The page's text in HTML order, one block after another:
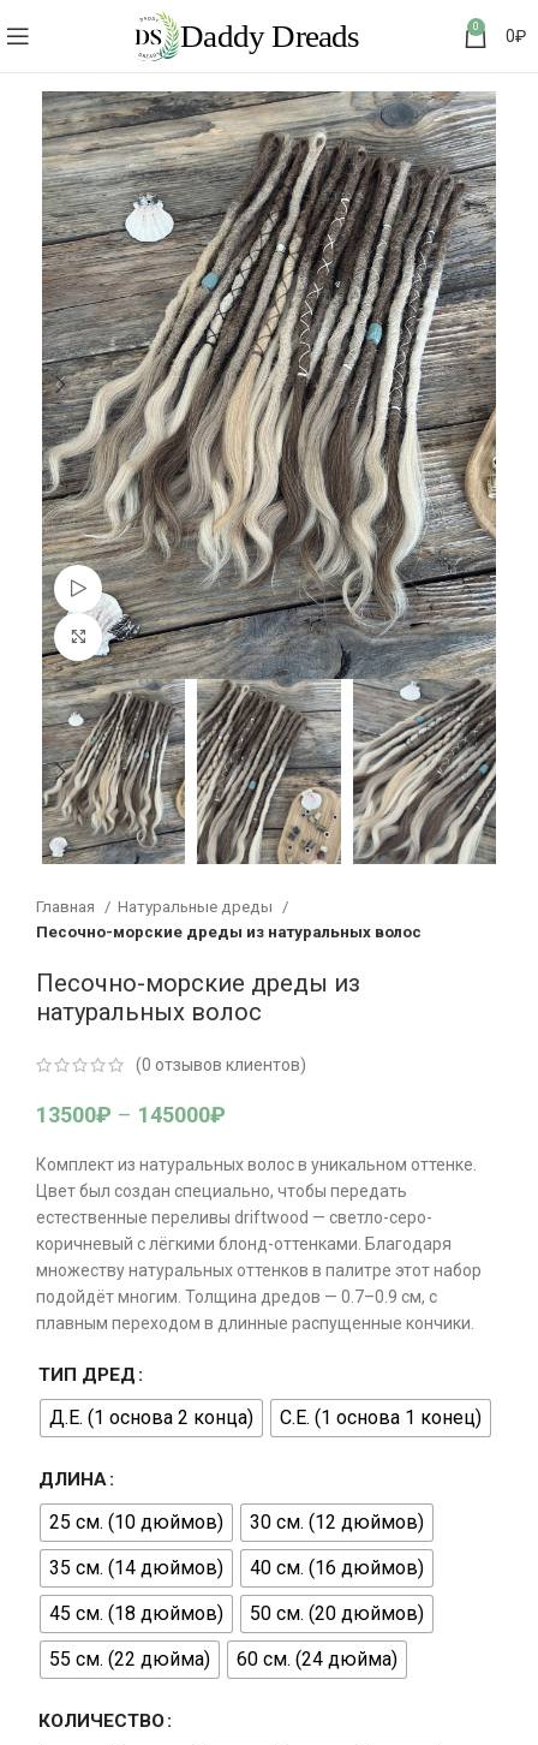
0 0₽
Смотреть видео
Увеличить
Главная
Натуральные дреды
Песочно-морские дреды из натуральных волос
Песочно-морские дреды из
натуральных волос
(0 отзывов клиентов)
13500₽ – 145000₽
Комплект из натуральных волос в уникальном оттенке.
Цвет был создан специально, чтобы передать
естественные переливы driftwood — светло-серо-
коричневый с лёгкими блонд-оттенками. Благодаря
множеству натуральных оттенков в палитре этот набор
подойдёт многим. Толщина дредов — 0.7–0.9 см, с
плавным переходом в длинные распущенные кончики.
ТИП ДРЕД
Д.Е. (1 основа 2 конца) С.Е. (1 основа 1 конец)
ДЛИНА
25 см. (10 дюймов)
30 см. (12 дюймов)
35 см. (14 дюймов)
40 см. (16 дюймов)
45 см. (18 дюймов)
50 см. (20 дюймов)
55 см. (22 дюйма)
60 см. (24 дюйма)
КОЛИЧЕСТВО